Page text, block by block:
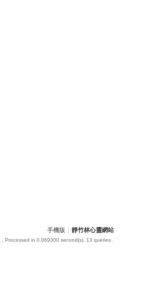
手機版 靜竹林心靈網站
, Processed in 0.069300 second(s), 13 queries .